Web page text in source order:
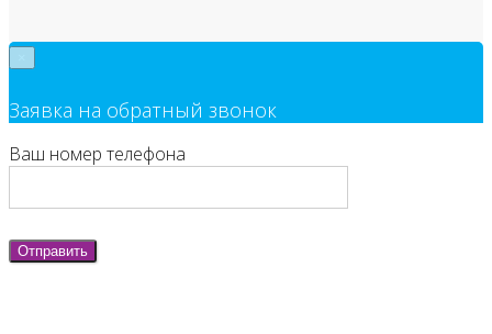
Заявка на обратный звонок
Ваш номер телефона
Отправить